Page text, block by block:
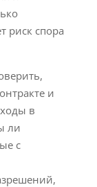
риск спора
и
в
ли
с